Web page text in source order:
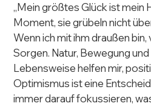
„Mein größtes Glück ist mein
Moment, sie grübeln nicht
Wenn ich mit ihm draußen
Sorgen. Natur, Bewegung
Lebensweise helfen mir,
Optimismus ist eine
immer darauf fokussieren,